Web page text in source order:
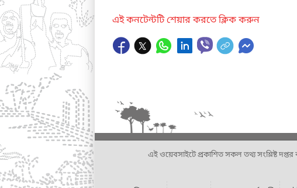
এই কনটেন্টটি শেয়ার করতে ক্লিক করুন
এই ওয়েবসাইটে প্রকাশিত সকল তথ্য সংশ্লিষ্ট দপ্তর